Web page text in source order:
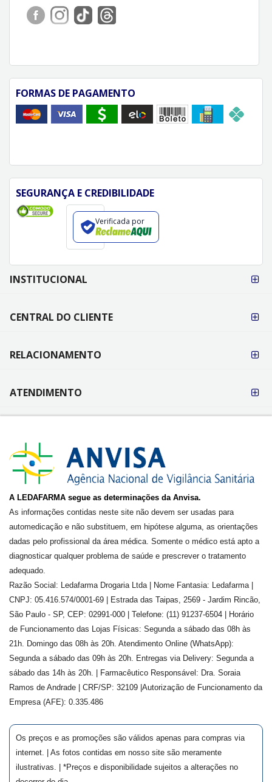
FORMAS DE PAGAMENTO
SEGURANÇA E CREDIBILIDADE
Verificada por
FORMAS DE
PAGAMENTO
INSTITUCIONAL
CENTRAL DO CLIENTE
RELACIONAMENTO
ATENDIMENTO
A LEDAFARMA segue as determinações da Anvisa.
As informações contidas neste site não devem ser usadas para
automedicação e não substituem, em hipótese alguma, as orientações
dadas pelo profissional da área médica. Somente o médico está apto a
diagnosticar qualquer problema de saúde e prescrever o tratamento
adequado.
Razão Social: Ledafarma Drogaria Ltda | Nome Fantasia: Ledafarma |
CNPJ: 05.416.574/0001-69 | Estrada das Taipas, 2569 - Jardim Rincão,
São Paulo - SP, CEP: 02991-000 | Telefone: (11) 91237-6504 | Horário
de Funcionamento das Lojas Físicas: Segunda a sábado das 08h às
21h. Domingo das 08h às 20h. Atendimento Online (WhatsApp):
Segunda a sábado das 09h às 20h. Entregas via Delivery: Segunda a
sábado das 14h às 20h. | Farmacêutico Responsável: Dra. Soraia
Ramos de Andrade
| CRF/SP: 32109 |Autorização de Funcionamento da
Empresa (AFE): 0.335.486
Os preços e as promoções são válidos apenas para compras via
internet. | As fotos contidas em nosso site são meramente
ilustrativas. | *Preços e disponibilidade sujeitos a alterações no